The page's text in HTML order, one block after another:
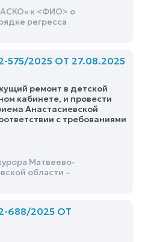
к <ФИО> о
регресса
2025 ОТ 27.08.2025
ремонт в детской
кабинете, и провести
Анастасиевской
с требованиями
Матвеево-
области –
688/2025 ОТ